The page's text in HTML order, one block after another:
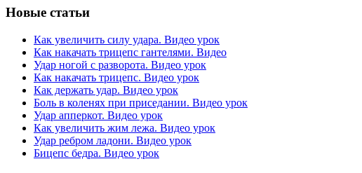
Новые статьи
Как увеличить силу удара. Видео урок
Как накачать трицепс гантелями. Видео
Удар ногой с разворота. Видео урок
Как накачать трицепс. Видео урок
Как держать удар. Видео урок
Боль в коленях при приседании. Видео урок
Удар апперкот. Видео урок
Как увеличить жим лежа. Видео урок
Удар ребром ладони. Видео урок
Бицепс бедра. Видео урок